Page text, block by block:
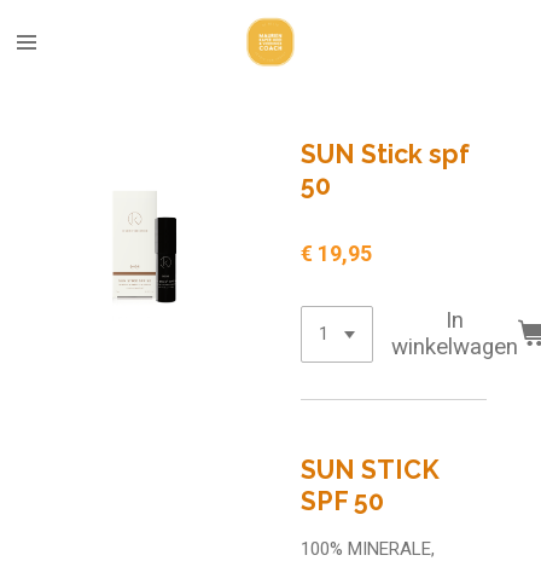
direct
SUN Stick spf
50
€ 19,95
In
winkelwagen
SUN STICK
SPF 50
100% MINERALE,